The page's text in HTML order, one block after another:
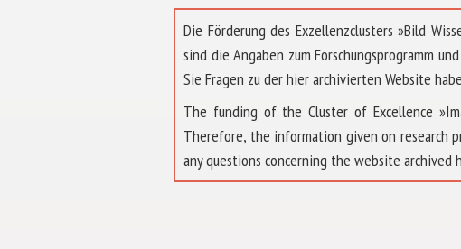
Die Förderung des Exzellenzclusters »Bild
sind die Angaben zum Forschungsprogramm
Sie Fragen zu der hier archivierten Website
The funding of the Cluster of Excellence
Therefore, the information given on research
any questions concerning the website archived